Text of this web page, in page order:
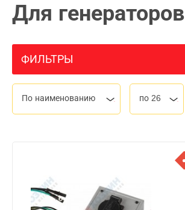
Для генераторов
ФИЛЬТРЫ
По наименованию по 26